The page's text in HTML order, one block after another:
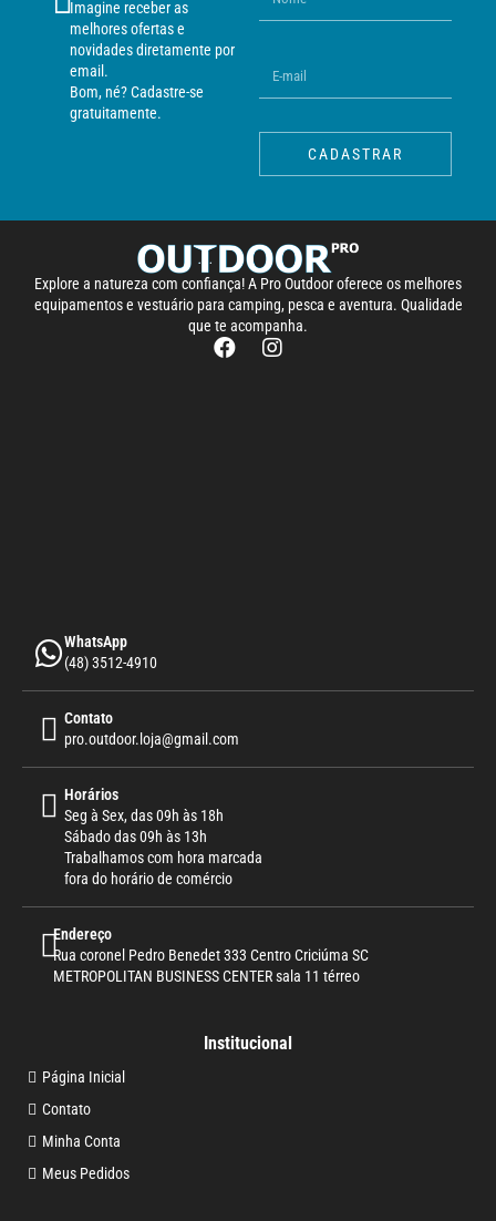
Imagine receber as
melhores ofertas e
novidades diretamente por
email.
Bom, né? Cadastre-se
gratuitamente.
CADASTRAR
Explore a natureza com confiança! A Pro Outdoor oferece os melhores
equipamentos e vestuário para camping, pesca e aventura. Qualidade
que te acompanha.
WhatsApp
(48) 3512-4910
Contato
pro.outdoor.loja@gmail.com
Horários
Seg à Sex, das 09h às 18h
Sábado das 09h às 13h
Trabalhamos com hora marcada
fora do horário de comércio
Endereço
Rua coronel Pedro Benedet 333 Centro Criciúma SC
METROPOLITAN BUSINESS CENTER sala 11 térreo
Institucional
Página Inicial
Contato
Minha Conta
Meus Pedidos